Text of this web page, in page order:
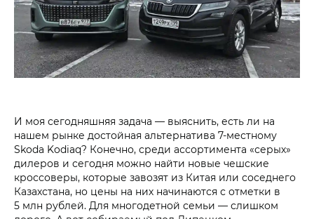
И моя сегодняшняя задача — выяснить, есть ли на
нашем рынке достойная альтернатива 7‑местному
Skoda Kodiaq? Конечно, среди ассортимента «серых»
дилеров и сегодня можно найти новые чешские
кроссоверы, которые завозят из Китая или соседнего
Казахстана, но цены на них начинаются с отметки в
5 млн рублей. Для многодетной семьи — слишком